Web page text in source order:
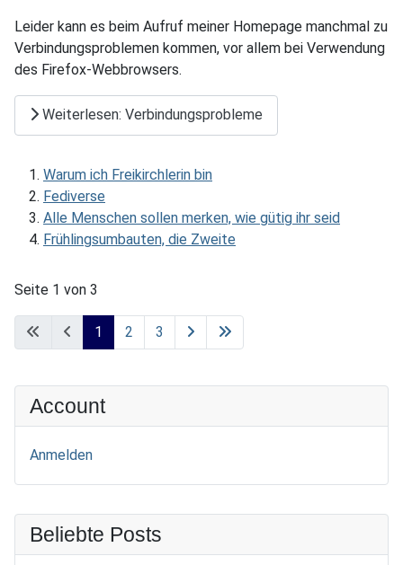
Beliebte Posts
Leider kann es beim Aufruf meiner Homepage manchmal zu
Verbindungsproblemen kommen, vor allem bei Verwendung
des Firefox-Webbrowsers.
Weiterlesen: Verbindungsprobleme
Warum ich Freikirchlerin bin
Fediverse
Alle Menschen sollen merken, wie gütig ihr seid
Frühlingsumbauten, die Zweite
Seite 1 von 3
1 2 3
Account
Anmelden